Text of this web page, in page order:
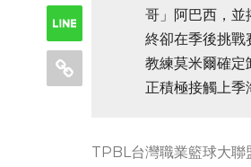
哥」阿巴西，並
終卻在季後挑戰
教練莫米爾確定
正積極接觸上季
TPBL台灣職業籃球大聯